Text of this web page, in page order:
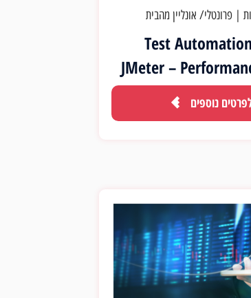
|פרונטלי/ אונליין מהבית
Test
JMeter –
נוספים